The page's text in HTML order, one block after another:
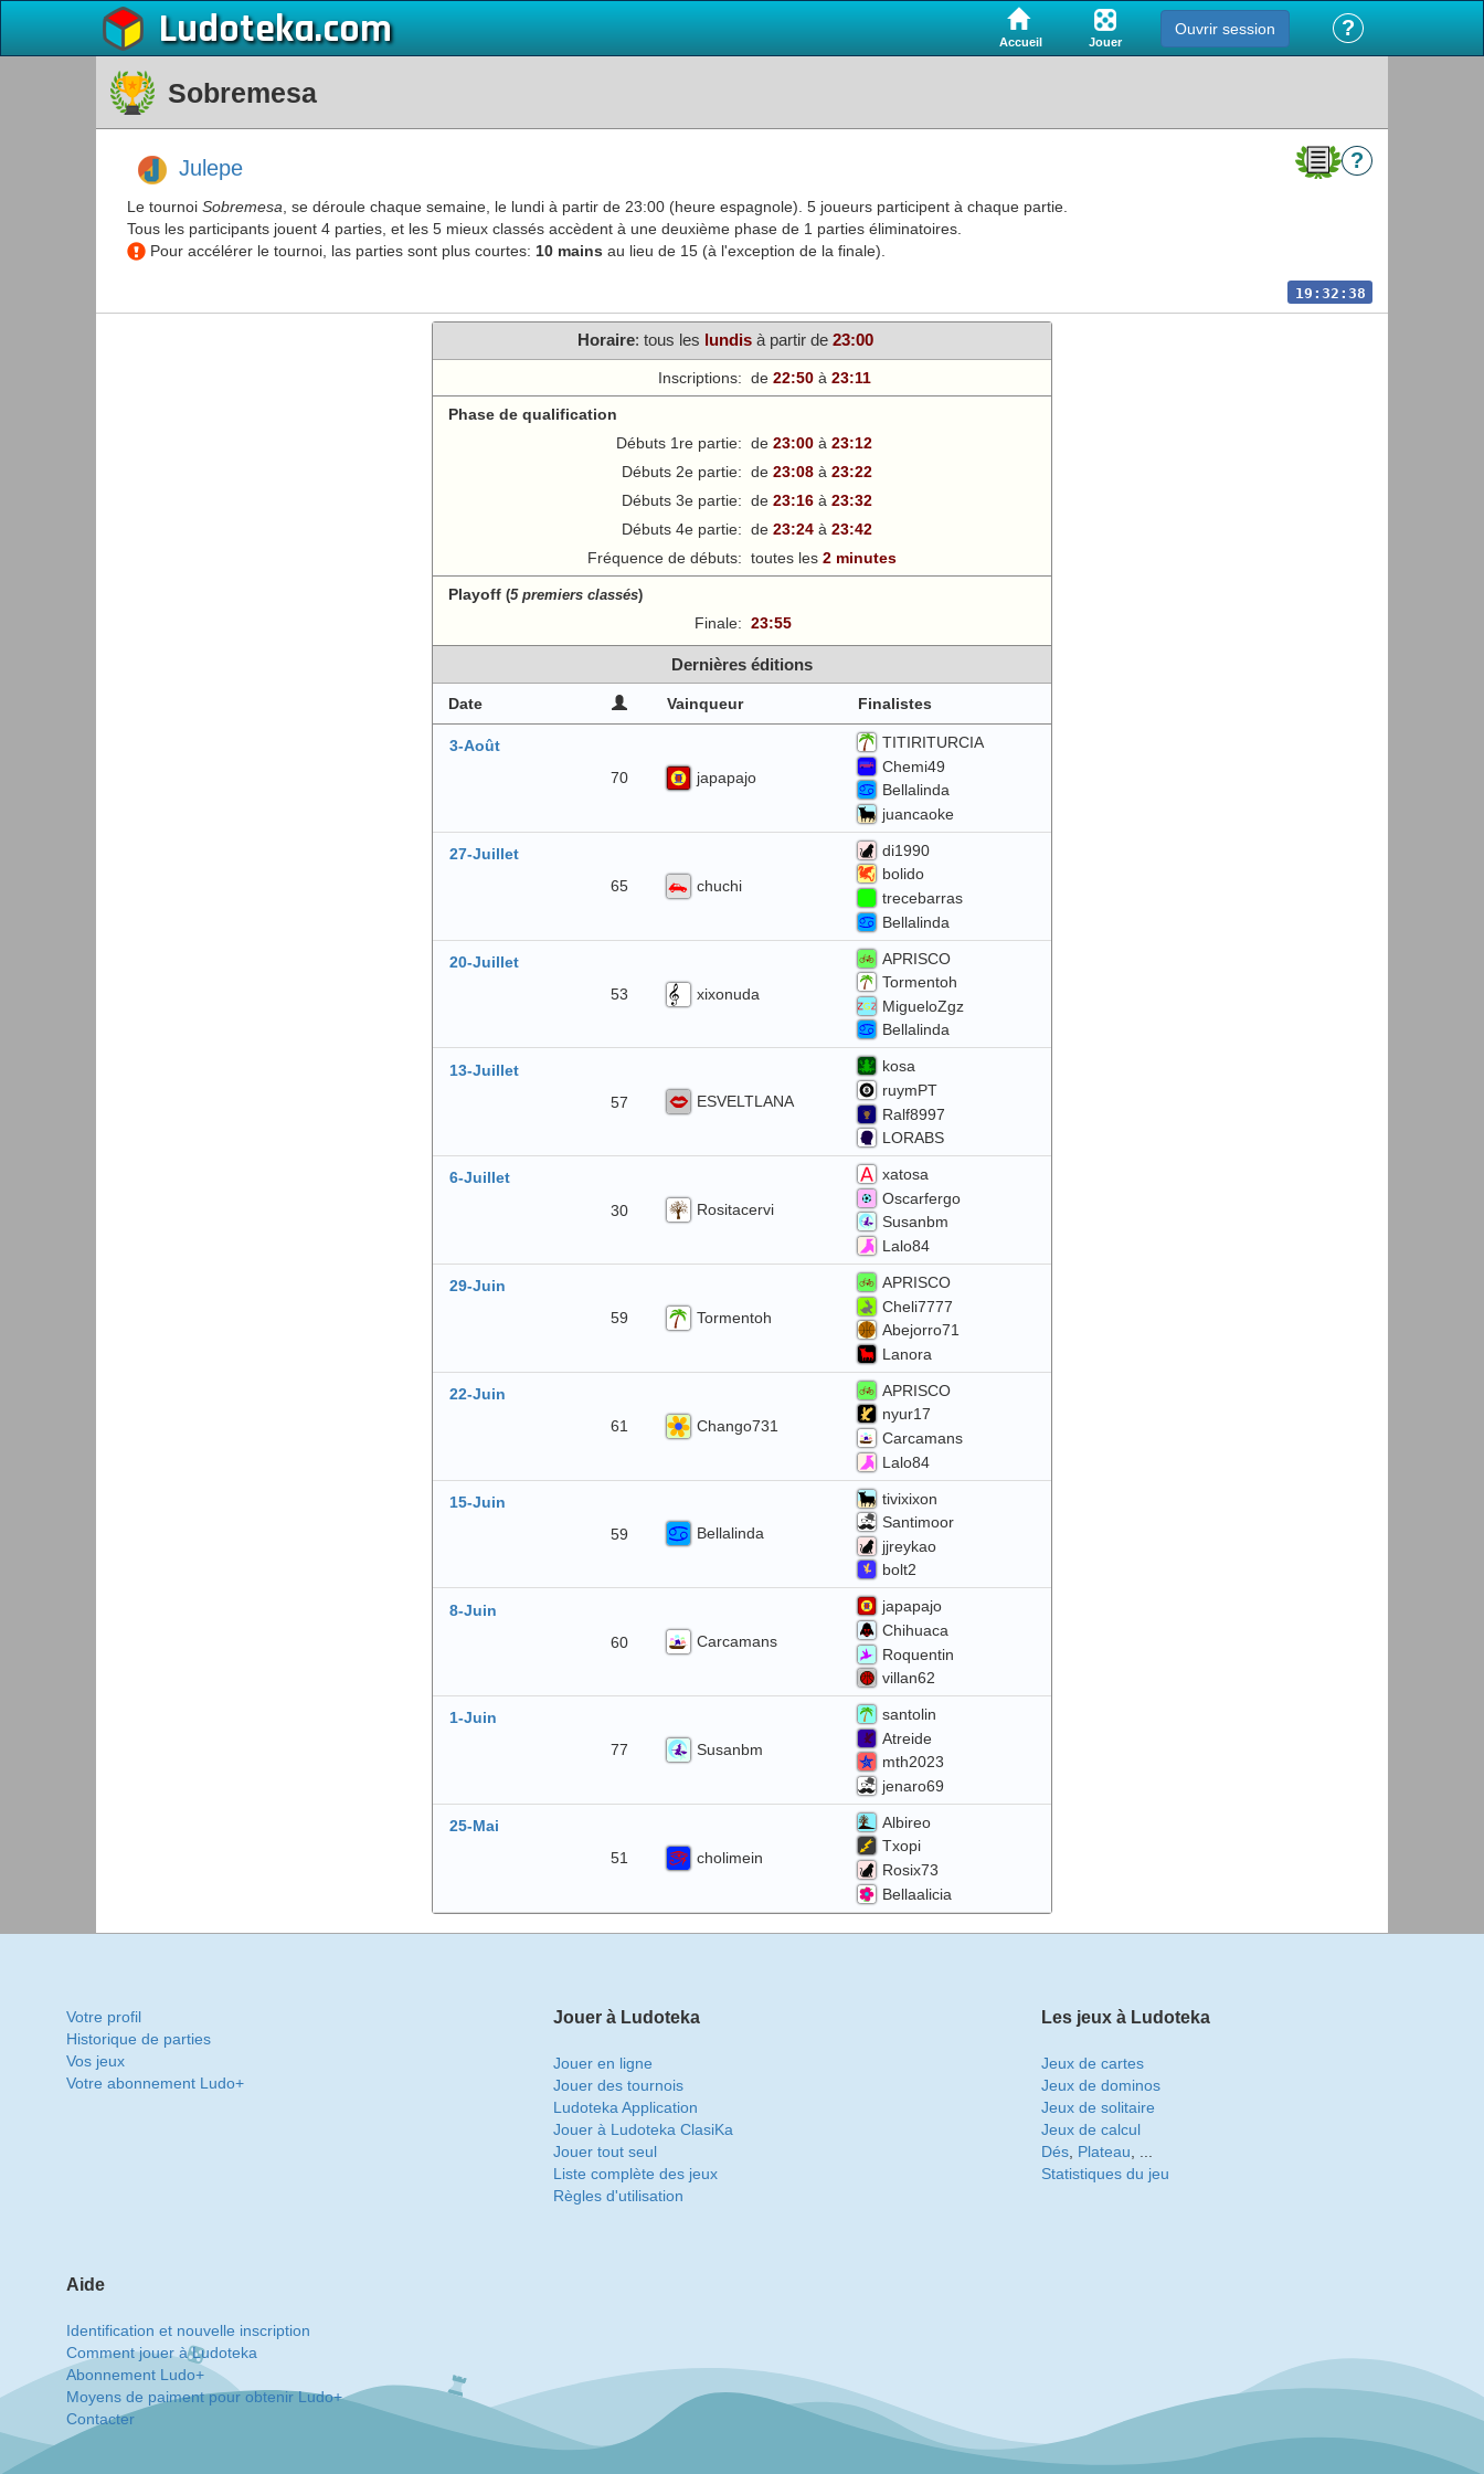
Ludoteka Accueil Jouer
Ouvrir session ?
Sobremesa
Julepe
Le tournoi Sobremesa , se déroule chaque semaine, le lundi à partir de 23:00 (heure espagnole). 5 joueurs participent à chaque partie.
Tous les participants jouent 4 parties, et les 5 mieux classés accèdent à une deuxième phase de 1 parties éliminatoires.
Pour accélérer le tournoi, las parties sont plus courtes: 10 mains au lieu de 15 (à l'exception de la finale).
?
19:32:38
Horaire: tous les lundisà partir de 23:00
Inscriptions: de 22:50 à 23:11
Phase de qualification
Débuts 1re partie: de 23:00 à 23:12
Débuts 2e partie: de 23:08 à 23:22
Débuts 3e partie: de 23:16 à 23:32
Débuts 4e partie: de 23:24 à 23:42
Fréquence de débuts: toutes les 2 minutes
Playoff (5 premiers classés)
Finale: 23:55
Dernières éditions
Date Vainqueur Finalistes
3-Août
70
japapajo
TITIRITURCIA
Chemi49
Bellalinda
juancaoke
27-Juillet
65
chuchi
di1990
bolido
trecebarras
Bellalinda
20-Juillet
53
xixonuda
APRISCO
Tormentoh
MigueloZgz
Bellalinda
13-Juillet
57
ESVELTLANA
kosa
ruymPT
Ralf8997
LORABS
6-Juillet
30
Rositacervi
xatosa
Oscarfergo
Susanbm
Lalo84
29-Juin
59
Tormentoh
APRISCO
Cheli7777
Abejorro71
Lanora
22-Juin
61
Chango731
APRISCO
nyur17
Carcamans
Lalo84
15-Juin
59
Bellalinda
tivixixon
Santimoor
jjreykao
bolt2
8-Juin
60
Carcamans
japapajo
Chihuaca
Roquentin
villan62
1-Juin
77
Susanbm
santolin
Atreide
mth2023
jenaro69
25-Mai
51
cholimein
Albireo
Txopi
Rosix73
Bellaalicia
Votre profil
Historique de parties
Vos jeux
Votre abonnement Ludo+
Jouer à Ludoteka
Jouer en ligne
Jouer des tournois
Ludoteka Application
Jouer à Ludoteka ClasiKa
Jouer tout seul
Liste complète des jeux
Règles d'utilisation
Les jeux à Ludoteka
Jeux de cartes
Jeux de dominos
Jeux de solitaire
Jeux de calcul
Dés, Plateau
Statistiques du jeu
Aide
Identification et nouvelle inscription
Comment jouer à Ludoteka
Abonnement Ludo+
Moyens de paiment pour obtenir Ludo+
Contacter